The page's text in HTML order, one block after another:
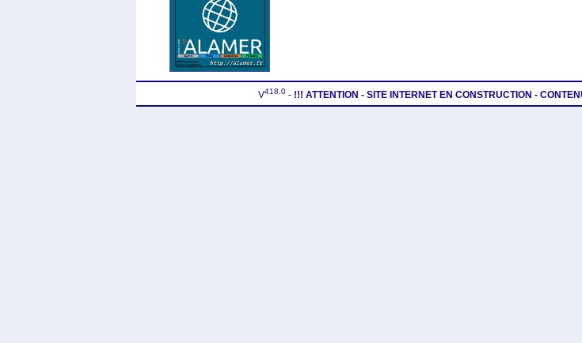
V418.0 - !!! ATTENTION - SITE INTERNET EN CONSTRUCTION -